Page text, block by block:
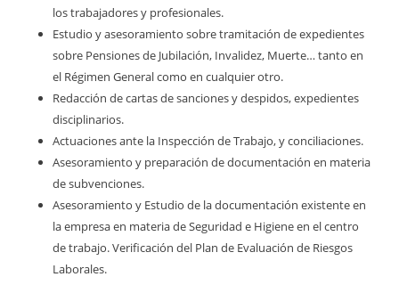
los trabajadores y profesionales.
Estudio y asesoramiento sobre tramitación de expedientes
sobre Pensionesde Jubilación, Invalidez, Muerte… tanto en
el Régimen General como en cualquier otro.
Redacción de cartas desanciones y despidos, expedientes
disciplinarios.
Actuaciones ante la Inspección de Trabajo, y conciliaciones.
Asesoramiento y preparación de documentación en materia
desubvenciones.
Asesoramiento y Estudio de la documentación existente en
la empresa en materia deSeguridad e Higieneen el centro
de trabajo. Verificación del Plan de Evaluación de Riesgos
Laborales.